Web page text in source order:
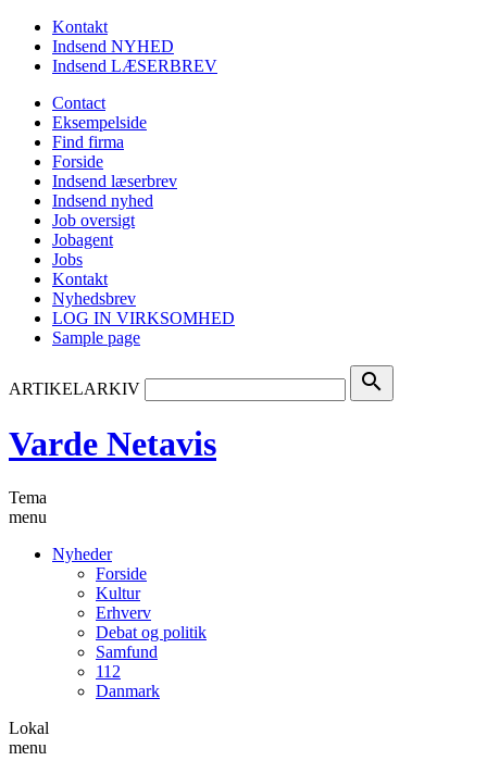
Kontakt
Indsend NYHED
Indsend LÆSERBREV
Contact
Eksempelside
Find firma
Forside
Indsend læserbrev
Indsend nyhed
Job oversigt
Jobagent
Jobs
Kontakt
Nyhedsbrev
LOG IN VIRKSOMHED
Sample page
ARTIKELARKIV search
Varde Netavis
Tema
menu
Nyheder
Forside
Kultur
Erhverv
Debat og politik
Samfund
112
Danmark
Lokal
menu